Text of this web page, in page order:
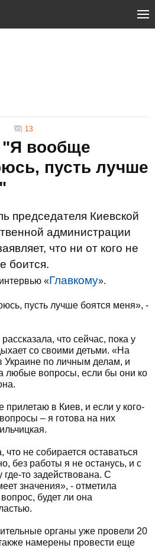
13
"Я вообще
пусть лучше
председателя Киевской
администрации
что ни от кого не
боится.
«Главкому».
пусть лучше боятся меня», -
что сейчас, пока у
со своими детьми. «На
по личным делам, и
любые вопросы, если бы они ко
прилетаю в Киев, и если у кого-
– я готова на них
что не собирается оставаться
без работы я не останусь, и с
то задействована. С
значения», - отметила
будет ли она
органы уже провели 20
намерены провести еще